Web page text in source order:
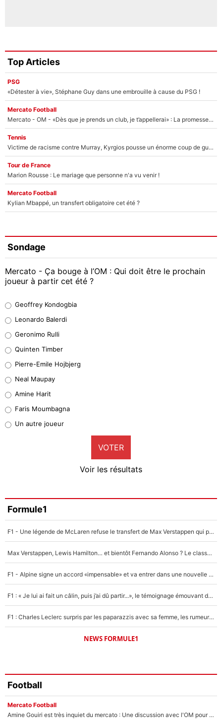
Top Articles
PSG
«Détester à vie», Stéphane Guy dans une embrouille à cause du PSG !
Mercato Football
Mercato - OM - «Dès que je prends un club, je t’appellerai» : La promesse de Marcelino au moment de claquer la porte
Tennis
Victime de racisme contre Murray, Kyrgios pousse un énorme coup de gueule !
Tour de France
Marion Rousse : Le mariage que personne n'a vu venir !
Mercato Football
Kylian Mbappé, un transfert obligatoire cet été ?
Sondage
Mercato - Ça bouge à l’OM : Qui doit être le prochain
joueur à partir cet été ?
38%
32%
5%
1%
9%
Faris Moumbagna
4%
Un autre joueur
5%
Geoffrey Kondogbia
Leonardo Balerdi
Geronimo Rulli
Quinten Timber
Pierre-Emile Hojbjerg
Neal Maupay
Amine Harit
Faris Moumbagna
Un autre joueur
VOTER
Voir les résultats
Formule1
F1 - Une légende de McLaren refuse le transfert de Max Verstappen qui pourrait «faire des vagues» et plomber l'ambiance dans l'équipe
Max Verstappen, Lewis Hamilton… et bientôt Fernando Alonso ? Le classement des pilotes les mieux payés en Formule 1 risque de changer !
F1 - Alpine signe un accord «impensable» et va entrer dans une nouvelle dimension : Grande nouvelle pour Pierre Gasly !
F1 : « Je lui ai fait un câlin, puis j’ai dû partir...», le témoignage émouvant de Max Verstappen sur sa fille
F1 : Charles Leclerc surpris par les paparazzis avec sa femme, les rumeurs étaient vraies !
NEWS FORMULE1
Football
Mercato Football
Amine Gouiri est très inquiet du mercato : Une discussion avec l'OM pour acter son transfert !